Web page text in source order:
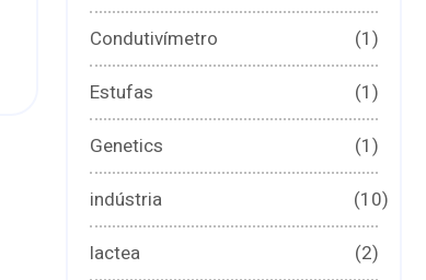
Condutivímetro
(1)
Estufas
(1)
Genetics
(1)
indústria
(10)
lactea
(2)